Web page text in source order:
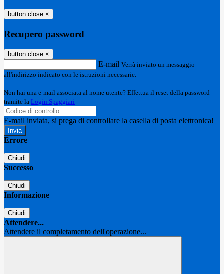
button close ×
Recupero password
button close ×
E-mail Verrà inviato un messaggio
all'indirizzo indicato con le istruzioni necessarie.
Non hai una e-mail associata al nome utente? Effettua il reset della password
tramite la Login Spaggiari
E-mail inviata, si prega di controllare la casella di posta elettronica!
Errore
Chiudi
Successo
Chiudi
Informazione
Chiudi
Attendere...
Attendere il completamento dell'operazione...